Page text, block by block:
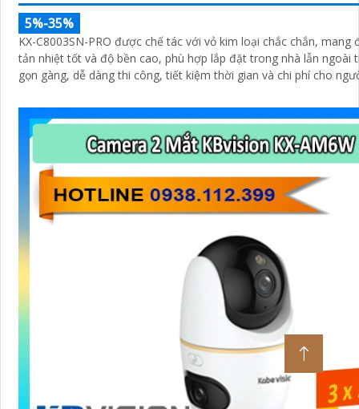
5%-35%
KX-C8003SN-PRO được chế tác với vỏ kim loại chắc chắn, mang
tản nhiệt tốt và độ bền cao, phù hợp lắp đặt trong nhà lẫn ngoài trời.
gọn gàng, dễ dàng thi công, tiết kiệm thời gian và chi phí cho